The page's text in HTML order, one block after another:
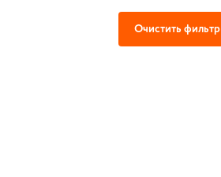
Очистить фильтр